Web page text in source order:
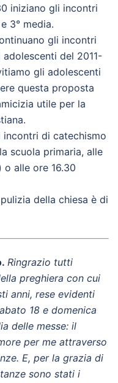
iniziano gli incontri
3° media.
gli incontri
del 2011-
gli adolescenti
questa proposta
utile per la
di catechismo
scuola primaria, alle
alle ore 16.30
della chiesa è di
Ringrazio tutti
preghiera con cui
anni, rese evidenti
18 e domenica
delle messe: il
per me attraverso
E, per la grazia di
sono stati i